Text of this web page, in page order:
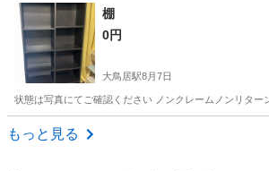
東京 江東区 菊川駅
棚
0円
大鳥居駅8月7日
状態は写真にてご確認ください ノンクレームノンリター
東京 大田区
もっと見る